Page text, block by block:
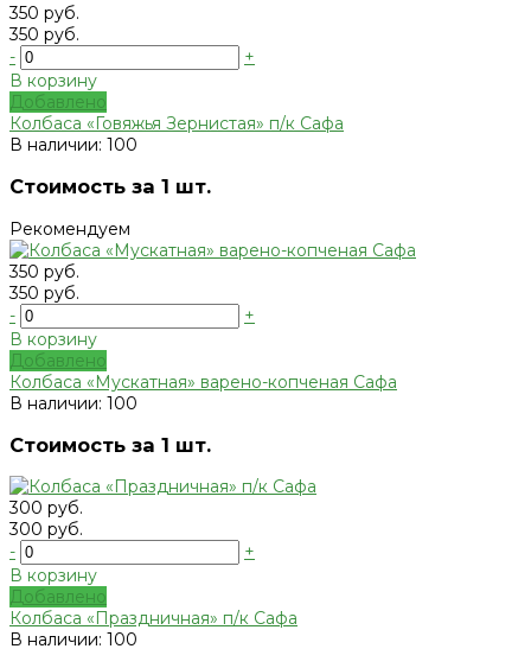
350 руб.
350 руб.
-
+
В корзину
Добавлено
Колбаса «Говяжья Зернистая» п/к Сафа
В наличии: 100
Стоимость за 1 шт.
Рекомендуем
350 руб.
350 руб.
-
+
В корзину
Добавлено
Колбаса «Мускатная» варено-копченая Сафа
В наличии: 100
Стоимость за 1 шт.
300 руб.
300 руб.
-
+
В корзину
Добавлено
Колбаса «Праздничная» п/к Сафа
В наличии: 100